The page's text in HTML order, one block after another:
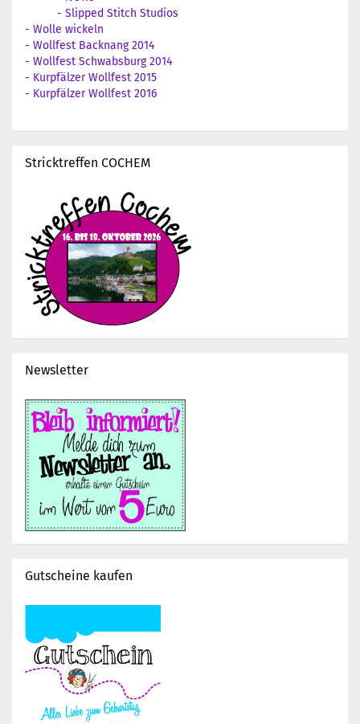
- Slipped Stitch Studios
- Wolle wickeln
- Wollfest Backnang 2014
- Wollfest Schwabsburg 2014
- Kurpfälzer Wollfest 2015
- Kurpfälzer Wollfest 2016
Stricktreffen COCHEM
Newsletter
Gutscheine kaufen